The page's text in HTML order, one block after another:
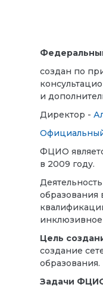
создан по
и
Директор -
ФЦИО
в 2009 году.
Цель
создание
образования.
Задачи